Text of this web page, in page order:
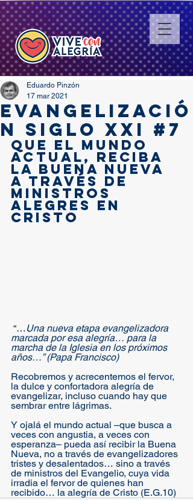
EVANGELIZACIÓ
N SIGLO XXI #7
Eduardo Pinzón
17 mar 2021
Que el mundo
actual, reciba
la buena nueva
a través de
ministros
alegres en
cristo
“…Una nueva etapa evangelizadora
marcada por esa alegría… para la
marcha de la Iglesia en los próximos
años…” (Papa Francisco)
Recobremos y acrecentemos el fervor,
la dulce y confortadora alegría de
evangelizar, incluso cuando hay que
sembrar entre lágrimas.
Y ojalá el mundo actual –que busca a
veces con angustia, a veces con
esperanza– pueda así recibir la Buena
Nueva, no a través de evangelizadores
tristes y desalentados… sino a través
de ministros del Evangelio, cuya vida
irradia el fervor de quienes han
recibido… la alegría de Cristo (E.G.10)